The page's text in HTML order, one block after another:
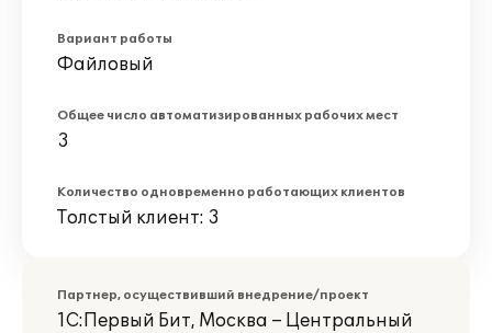
Вариант работы
Файловый
Общее число автоматизированных рабочих мест
3
Количество одновременно работающих клиентов
Толстый клиент: 3
Партнер, осуществивший внедрение/проект
1С:Первый Бит, Москва – Центральный